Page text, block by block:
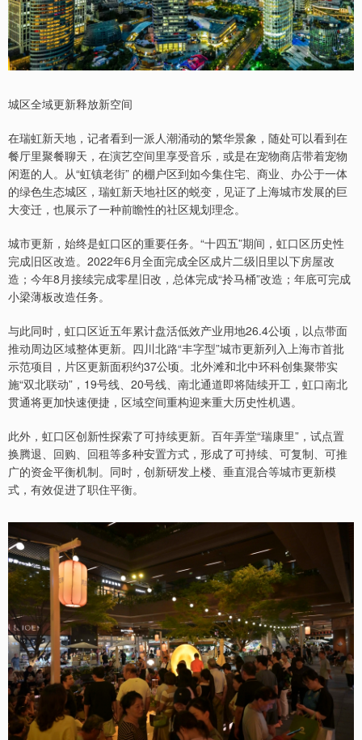
城区全域更新释放新空间
在瑞虹新天地，记者看到一派人潮涌动的繁华景象，随处可以看到在
餐厅里聚餐聊天，在演艺空间里享受音乐，或是在宠物商店带着宠物
闲逛的人。从“虹镇老街” 的棚户区到如今集住宅、商业、办公于一体
的绿色生态城区，瑞虹新天地社区的蜕变，见证了上海城市发展的巨
大变迁，也展示了一种前瞻性的社区规划理念。
城市更新，始终是虹口区的重要任务。“十四五”期间，虹口区历史性
完成旧区改造。2022年6月全面完成全区成片二级旧里以下房屋改
造；今年8月接续完成零星旧改，总体完成“拎马桶”改造；年底可完成
小梁薄板改造任务。
与此同时，虹口区近五年累计盘活低效产业用地26.4公顷，以点带面
推动周边区域整体更新。四川北路“丰字型”城市更新列入上海市首批
示范项目，片区更新面积约37公顷。北外滩和北中环科创集聚带实
施“双北联动”，19号线、20号线、南北通道即将陆续开工，虹口南北
贯通将更加快速便捷，区域空间重构迎来重大历史性机遇。
此外，虹口区创新性探索了可持续更新。百年弄堂“瑞康里”，试点置
换腾退、回购、回租等多种安置方式，形成了可持续、可复制、可推
广的资金平衡机制。同时，创新研发上楼、垂直混合等城市更新模
式，有效促进了职住平衡。